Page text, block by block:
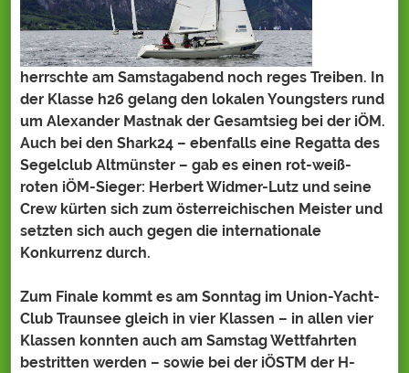
herrschte am Samstagabend noch reges Treiben. In
der Klasse h26 gelang den lokalen Youngsters rund
um Alexander Mastnak der Gesamtsieg bei der iÖM.
Auch bei den Shark24 – ebenfalls eine Regatta des
Segelclub Altmünster – gab es einen rot-weiß-
roten iÖM-Sieger: Herbert Widmer-Lutz und seine
Crew kürten sich zum österreichischen Meister und
setzten sich auch gegen die internationale
Konkurrenz durch.
Zum Finale kommt es am Sonntag im Union-Yacht-
Club Traunsee gleich in vier Klassen – in allen vier
Klassen konnten auch am Samstag Wettfahrten
bestritten werden – sowie bei der iÖSTM der H-